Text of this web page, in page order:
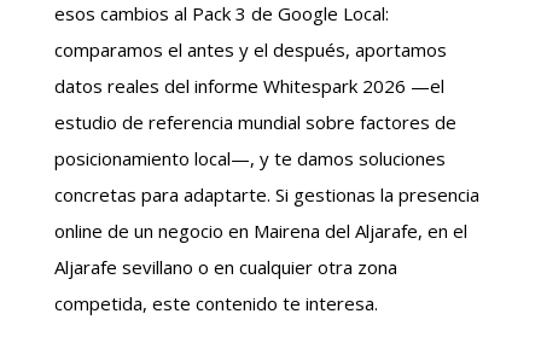
esos cambios al Pack 3 de Google Local:
comparamos el antes y el después, aportamos
datos reales del informe Whitespark 2026 —el
estudio de referencia mundial sobre factores de
posicionamiento local—, y te damos soluciones
concretas para adaptarte. Si gestionas la presencia
online de un negocio en Mairena del Aljarafe, en el
Aljarafe sevillano o en cualquier otra zona
competida, este contenido te interesa.